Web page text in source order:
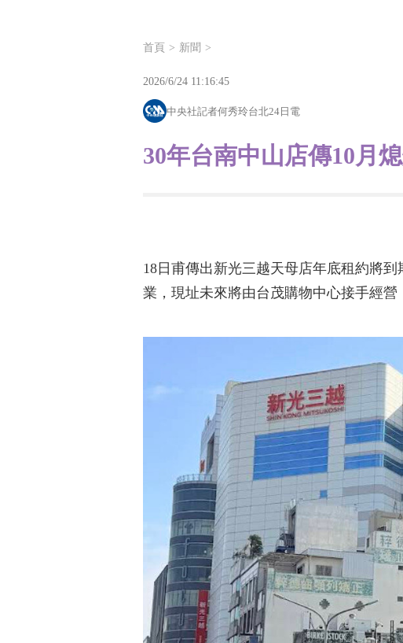
首頁 新聞
30年台南中山店傳10月
2026/6/24 11:16:45
中央社記者何秀玲台北24日電
18日甫傳出新光三越天母店年底租約將
業，現址未來將由台茂購物中心接手經